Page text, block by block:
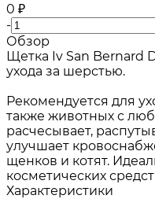
0 ₽
-
Обзор
Щетка Iv San Bernard
ухода за шерстью.
Рекомендуется для
также животных с
расчесывает,
улучшает
щенков и котят.
косметических
Характеристики